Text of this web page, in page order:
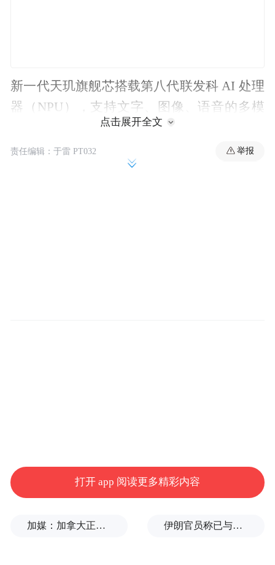
新一代天玑旗舰芯搭载第八代联发科 AI 处理
器（NPU），支持文字、图像、语音的多模
态硬件加速功能。
据IT之家报道，联发科新一代天玑旗舰芯将
Mali-G925-Immortalis MC12，OPPO、vivo、
小米均采购了这颗芯片。
点击展开全文
责任编辑：于雷 PT032 举报
打开 app 阅读更多精彩内容
加媒：加拿大正与美国商讨，以贸易让步换取部分关税减免 伊朗官员称已与阿曼就霍尔木兹海峡通行问题明确总体框架